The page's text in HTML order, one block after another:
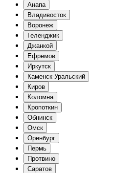
Анапа
Владивосток
Воронеж
Геленджик
Джанкой
Ефремов
Иркутск
Каменск-Уральский
Киров
Коломна
Кропоткин
Обнинск
Омск
Оренбург
Пермь
Протвино
Саратов